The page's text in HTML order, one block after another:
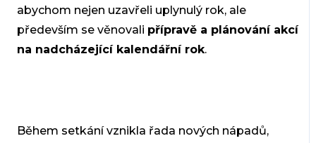
abychom nejen uzavřeli uplynulý rok, ale
především se věnovali přípravě a plánování akcí
na nadcházející kalendářní rok.
Během setkání vznikla řada nových nápadů,